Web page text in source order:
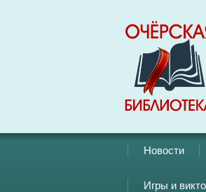
Новости
Игры и